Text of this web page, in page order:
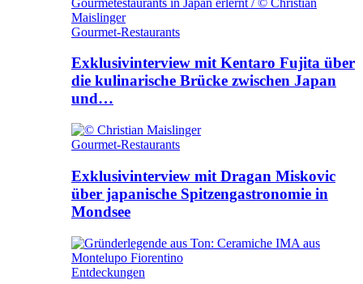
Gourmet-Restaurants
Exklusivinterview mit Kentaro Fujita über
die kulinarische Brücke zwischen Japan
und…
Gourmet-Restaurants
Exklusivinterview mit Dragan Miskovic
über japanische Spitzengastronomie in
Mondsee
Entdeckungen